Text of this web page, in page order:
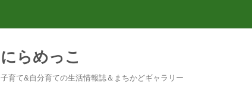
ン
ツ
へ
ス
にらめっこ
子育て&自分育ての生活情報誌＆まちかどギャラリー